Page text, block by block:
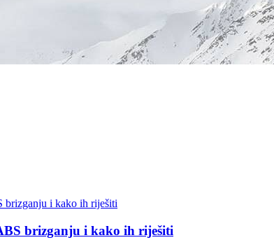
brizganju i kako ih riješiti